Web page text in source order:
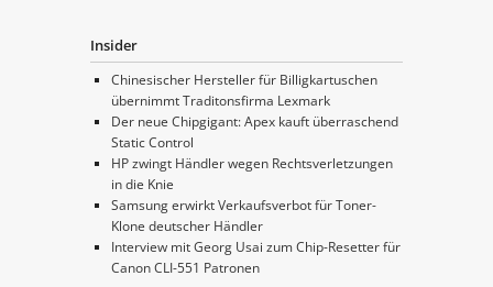
Insider
Chinesischer Hersteller für Billigkartuschen
übernimmt Traditonsfirma Lexmark
Der neue Chipgigant: Apex kauft überraschend
Static Control
HP zwingt Händler wegen Rechtsverletzungen
in die Knie
Samsung erwirkt Verkaufsverbot für Toner-
Klone deutscher Händler
Interview mit Georg Usai zum Chip-Resetter für
Canon CLI-551 Patronen